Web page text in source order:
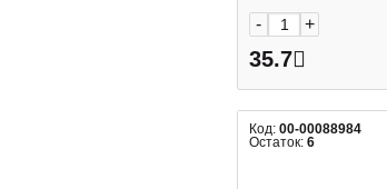
- +
35.7
Код: 00-00088984
Остаток: 6